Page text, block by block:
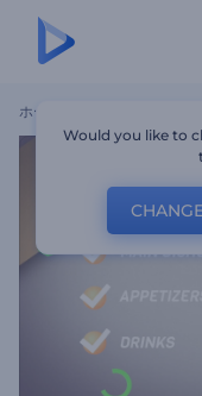
ホーム ク
Would you like to